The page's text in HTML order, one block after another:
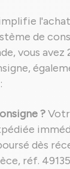
de
vous avez
?
dès
réf.